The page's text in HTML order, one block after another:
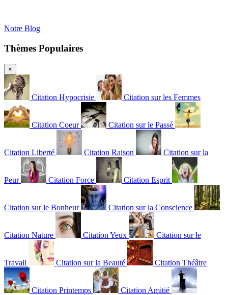
Notre Blog
Thèmes Populaires
×
Citation Hypocrisie Citation sur les Femmes
Citation Coeur Citation sur le Passé
Citation Liberté Citation Raison Citation sur la
Peur Citation Force Citation Esprit
Citation sur le Bonheur Citation sur la Conscience
Citation Nature Citation Yeux Citation sur le
Travail Citation sur la Beauté Citation Théâtre
Citation Printemps Citation Amitié